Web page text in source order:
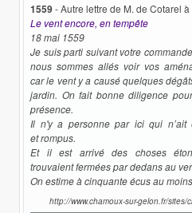
1559- Autre lettre de M. de Cotarel
Le vent encore, en tempête
18 mai 1559
Je suis parti suivant votre
nous sommes allés voir vos
car le vent y a causé quelques
jardin. On fait bonne diligence
présence.
Il n'y a personne par ici qui n’ait
et rompus.
Et il est arrivé des choses
trouvaient fermées par dedans au
On estime à cinquante écus au
http://www.chamoux-sur-gelon.fr/